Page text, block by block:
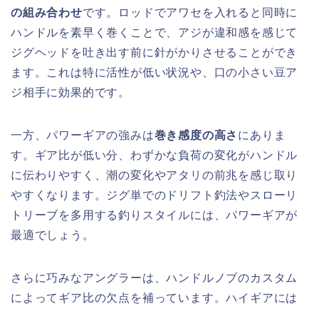
の組み合わせです。ロッドでアワセを入れると同時に
ハンドルを素早く巻くことで、アジが違和感を感じて
ジグヘッドを吐き出す前に針がかりさせることができ
ます。これは特に活性が低い状況や、口の小さい豆ア
ジ相手に効果的です。
一方、パワーギアの強みは巻き感度の高さ にありま
す。ギア比が低い分、わずかな負荷の変化がハンドル
に伝わりやすく、潮の変化やアタリの前兆を感じ取り
やすくなります。ジグ単でのドリフト釣法やスローリ
トリーブを多用する釣りスタイルには、パワーギアが
最適でしょう。
さらに巧みなアングラーは、ハンドルノブのカスタム
によってギア比の欠点を補っています。ハイギアには